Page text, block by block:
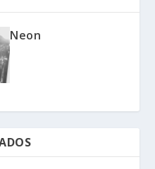
Neon